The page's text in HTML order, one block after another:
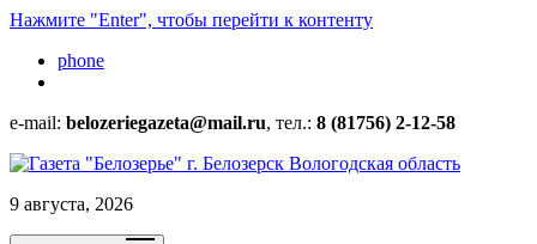
Нажмите "Enter", чтобы перейти к контенту
phone
e-mail: belozeriegazeta@mail.ru, тел.: 8 (81756) 2-12-58
9 августа, 2026